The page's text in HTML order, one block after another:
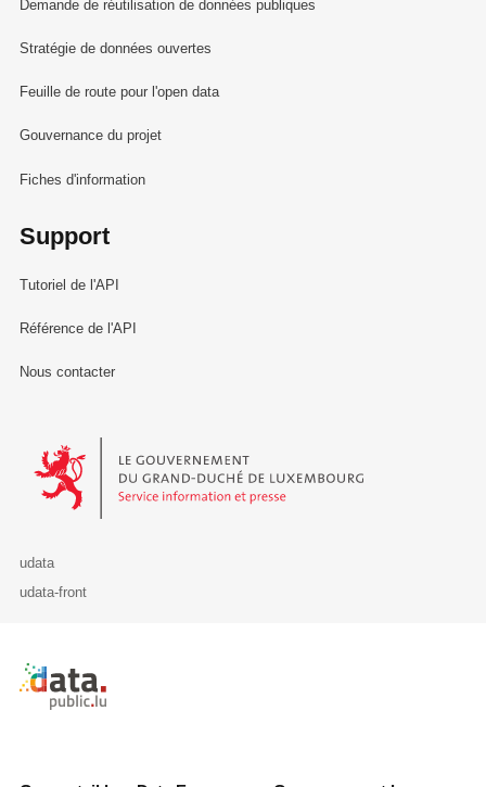
Demande de réutilisation de données publiques
Stratégie de données ouvertes
Feuille de route pour l'open data
Gouvernance du projet
Fiches d'information
Support
Tutoriel de l'API
Référence de l'API
Nous contacter
Le Gouvernement du Grand-Duché de Luxembourg - Service
udata
udata-front
Retour à l'accueil de data.public.lu